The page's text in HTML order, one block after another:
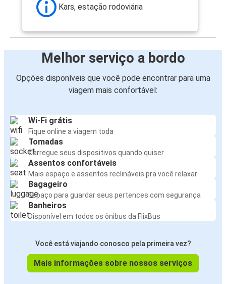
Kars, estação rodoviária
Melhor serviço a bordo
Opções disponíveis que você pode encontrar para uma
viagem mais confortável:
Wi-Fi grátis
Fique online a viagem toda
Tomadas
Carregue seus dispositivos quando quiser
Assentos confortáveis
Mais espaço e assentos reclináveis pra você relaxar
Bagageiro
Espaço para guardar seus pertences com segurança
Banheiros
Disponível em todos os ônibus da FlixBus
Você está viajando conosco pela primeira vez?
Mais informações sobre nossos serviços